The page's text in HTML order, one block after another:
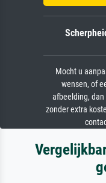
Mocht u
wensen, of
afbeelding,
zonder extra